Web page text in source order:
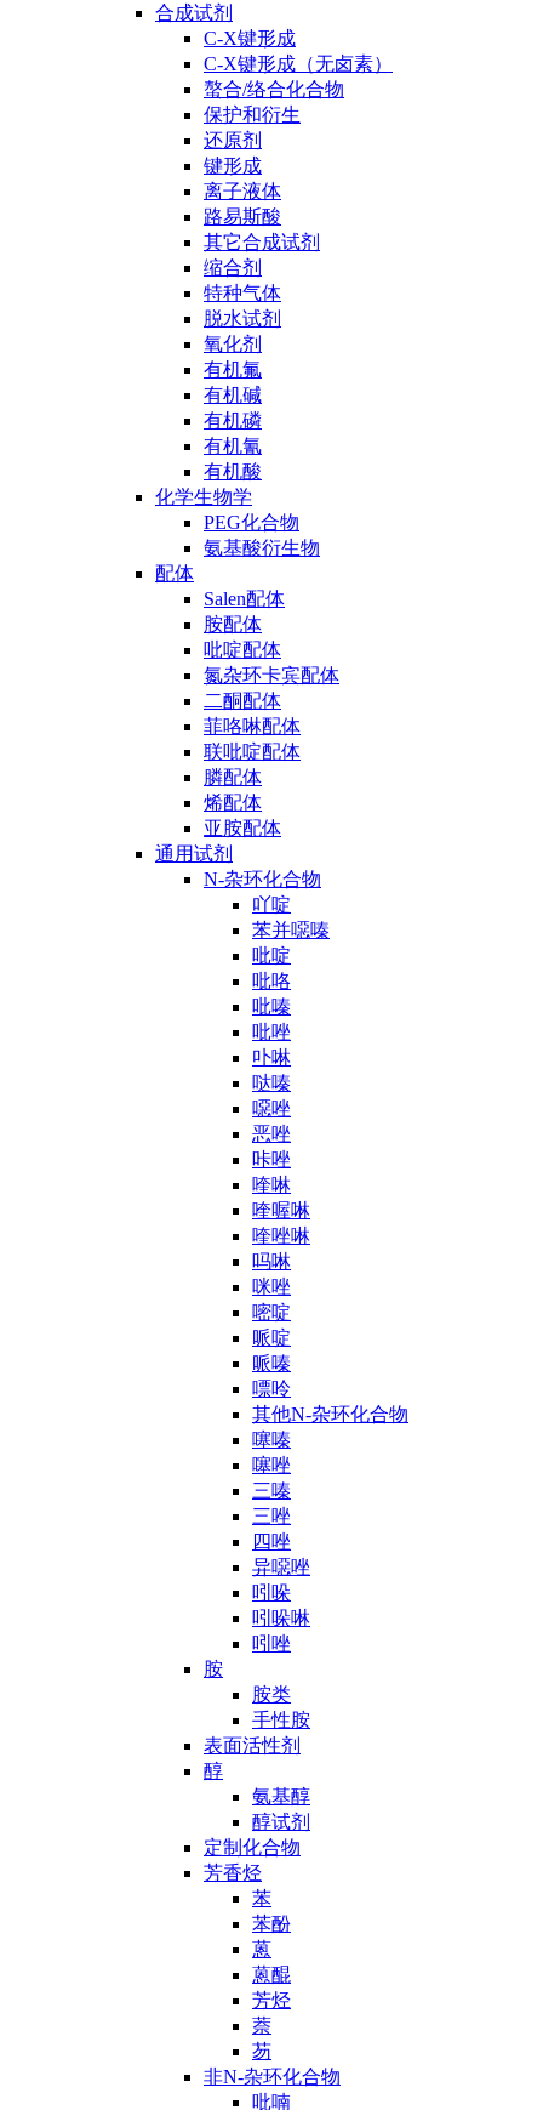
合成试剂
C-X键形成
C-X键形成（无卤素）
螯合/络合化合物
保护和衍生
还原剂
键形成
离子液体
路易斯酸
其它合成试剂
缩合剂
特种气体
脱水试剂
氧化剂
有机氟
有机碱
有机磷
有机氰
有机酸
化学生物学
PEG化合物
氨基酸衍生物
配体
Salen配体
胺配体
吡啶配体
氮杂环卡宾配体
二酮配体
菲咯啉配体
联吡啶配体
膦配体
烯配体
亚胺配体
通用试剂
N-杂环化合物
吖啶
苯并噁嗪
吡啶
吡咯
吡嗪
吡唑
卟啉
哒嗪
噁唑
恶唑
咔唑
喹啉
喹喔啉
喹唑啉
吗啉
咪唑
嘧啶
哌啶
哌嗪
嘌呤
其他N-杂环化合物
噻嗪
噻唑
三嗪
三唑
四唑
异噁唑
吲哚
吲哚啉
吲唑
胺
胺类
手性胺
表面活性剂
醇
氨基醇
醇试剂
定制化合物
芳香烃
苯
苯酚
蒽
蒽醌
芳烃
萘
芴
非N-杂环化合物
吡喃